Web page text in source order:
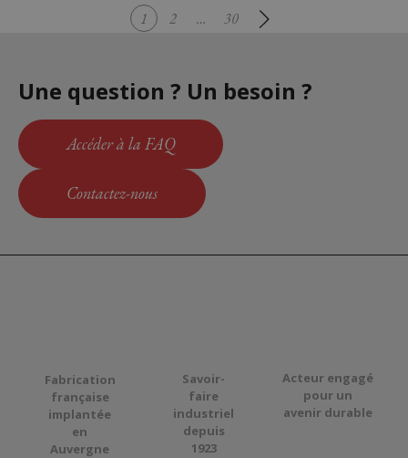
1 2 … 30
Une question ? Un besoin ?
Accéder à la FAQ
Contactez-nous
Fabrication
française
implantée
en
Auvergne
Savoir-
faire
industriel
depuis
1923
Acteur engagé
pour un
avenir durable